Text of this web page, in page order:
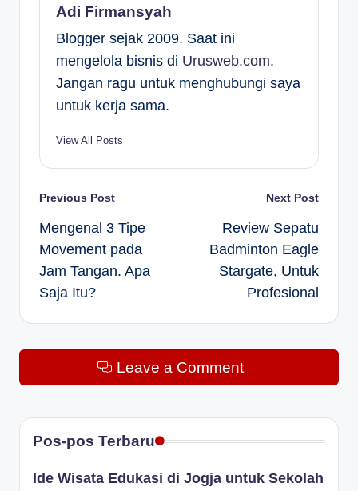
Adi Firmansyah
Blogger sejak 2009. Saat ini
mengelola bisnis di Urusweb.com.
Jangan ragu untuk menghubungi saya
untuk kerja sama.
View All Posts
Post
navigation
Previous Post
Mengenal 3 Tipe
Movement pada
Jam Tangan. Apa
Saja Itu?
Next Post
Review Sepatu
Badminton Eagle
Stargate, Untuk
Profesional
Leave a Comment
Pos-pos Terbaru
Ide Wisata Edukasi di Jogja untuk Sekolah